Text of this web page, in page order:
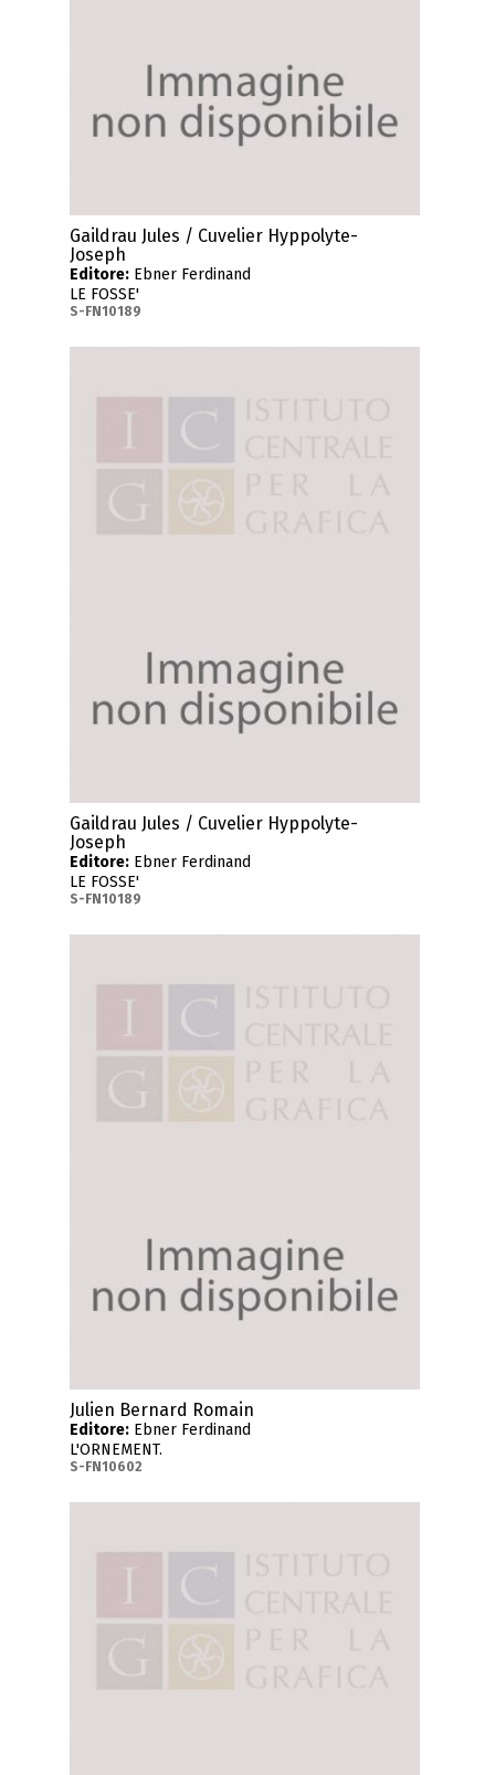
Gaildrau Jules / Cuvelier Hyppolyte-
Joseph
Editore: Ebner Ferdinand
LE FOSSE'
S-FN10189
Gaildrau Jules / Cuvelier Hyppolyte-
Joseph
Editore: Ebner Ferdinand
LE FOSSE'
S-FN10189
Julien Bernard Romain
Editore: Ebner Ferdinand
L'ORNEMENT.
S-FN10602